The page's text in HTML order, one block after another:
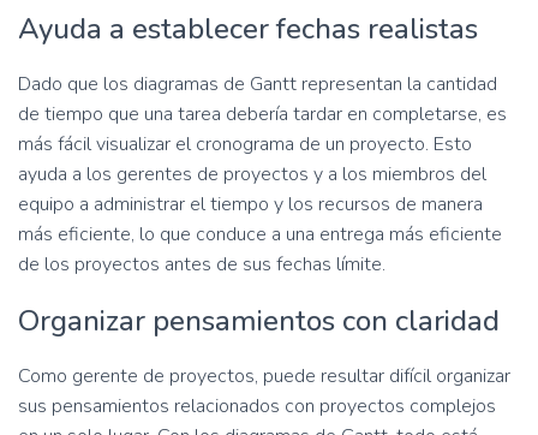
Ayuda a establecer fechas realistas
Dado que los diagramas de Gantt representan la cantidad
de tiempo que una tarea debería tardar en completarse, es
más fácil visualizar el cronograma de un proyecto. Esto
ayuda a los gerentes de proyectos y a los miembros del
equipo a administrar el tiempo y los recursos de manera
más eficiente, lo que conduce a una entrega más eficiente
de los proyectos antes de sus fechas límite.
Organizar pensamientos con claridad
Como gerente de proyectos, puede resultar difícil organizar
sus pensamientos relacionados con proyectos complejos